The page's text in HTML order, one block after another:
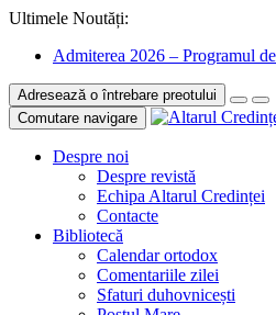
Ultimele Noutăți:
Admiterea 2026 – Programul
Adresează o întrebare preotului
Comutare navigare
Despre noi
Despre revistă
Echipa Altarul Credinței
Contacte
Bibliotecă
Calendar ortodox
Comentariile zilei
Sfaturi duhovnicești